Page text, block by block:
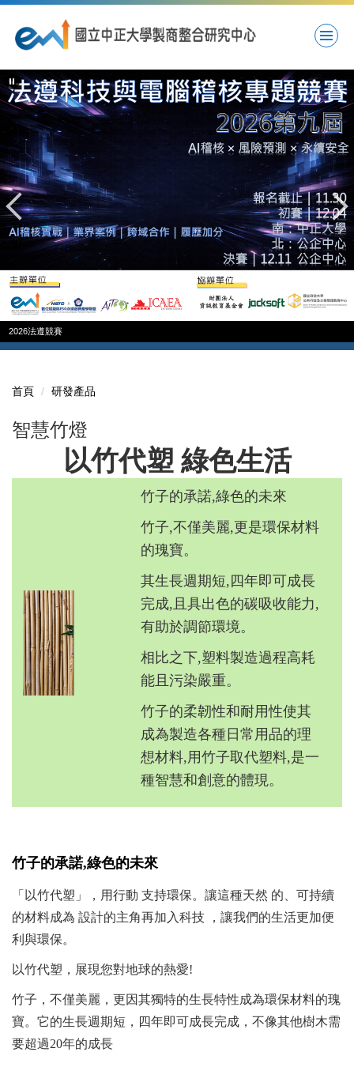
主
內
容
區
2026法遵競賽
首頁 研發產品
智慧竹燈
以竹代塑 綠色生活
竹子的承諾,綠色的未來
竹子,不僅美麗,更是環保材料
的瑰寶。
其生長週期短,四年即可成長
完成,且具出色的碳吸收能力,
有助於調節環境。
相比之下,塑料製造過程高耗
能且污染嚴重。
竹子的柔韌性和耐用性使其
成為製造各種日常用品的理
想材料,用竹子取代塑料,是一
種智慧和創意的體現。
竹子的承諾,綠色的未來
「以竹代塑」，用行動 支持環保。讓這種天然 的、可持續
的材料成為 設計的主角再加入科技 ，讓我們的生活更加便
利與環保。
以竹代塑，展現您對地球的熱愛!
竹子，不僅美麗，更因其獨特的生長特性成為環保材料的瑰
寶。它的生長週期短，四年即可成長完成，不像其他樹木需
要超過20年的成長